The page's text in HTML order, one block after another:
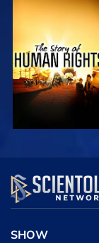
GUARDA
GUARDA
SHOW